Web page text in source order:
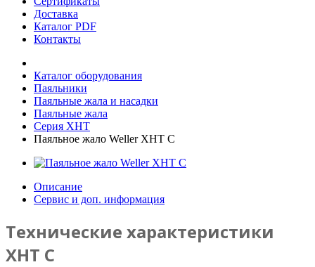
Доставка
Каталог PDF
Контакты
Каталог оборудования
Паяльники
Паяльные жала и насадки
Паяльные жала
Серия XHT
Паяльное жало Weller XHT C
Описание
Сервис и доп. информация
Технические характеристики
XHT C